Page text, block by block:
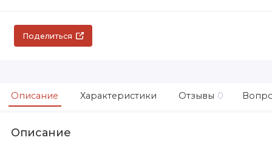
Поделиться
Описание Характеристики Отзывы 0
Описание